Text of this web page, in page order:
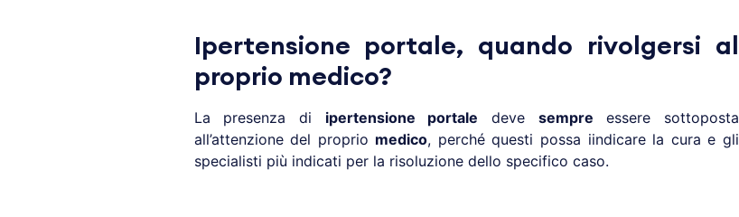
Ipertensione portale, quando rivolgersi al
proprio medico?
La presenza di ipertensione portale deve sempre essere sottoposta
all’attenzione del proprio medico, perché questi possa iindicare la cura e gli
specialisti più indicati per la risoluzione dello specifico caso.